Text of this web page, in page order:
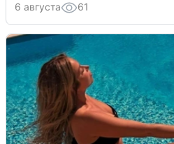
6 августа 61